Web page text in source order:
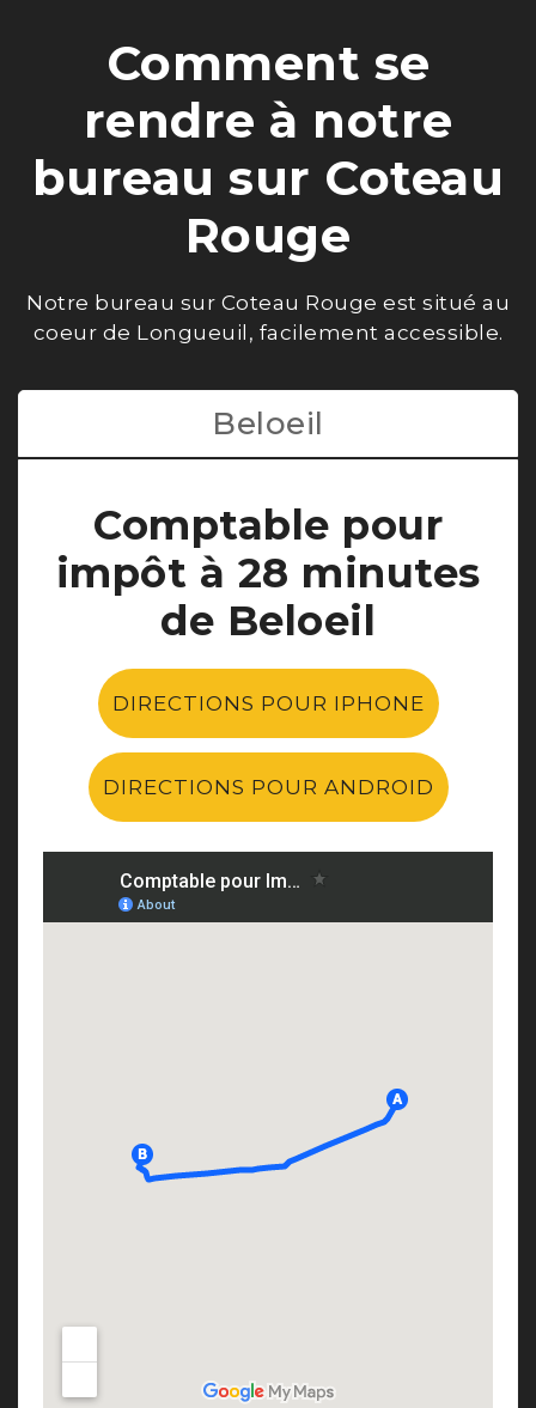
Comment se
rendre à notre
bureau sur Coteau
Rouge
Notre bureau sur Coteau Rouge est situé au
coeur de Longueuil, facilement accessible.
Beloeil
Comptable pour
impôt à 28 minutes
de Beloeil
DIRECTIONS POUR IPHONE
DIRECTIONS POUR ANDROID